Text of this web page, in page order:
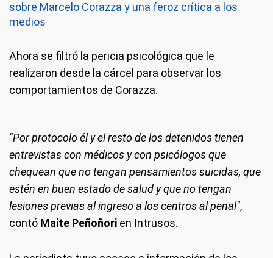
sobre Marcelo Corazza y una feroz crítica a los
medios
Ahora se filtró la pericia psicológica que le
realizaron desde la cárcel para observar los
comportamientos de Corazza.
"Por protocolo él y el resto de los detenidos tienen
entrevistas con médicos y con psicólogos que
chequean que no tengan pensamientos suicidas, que
estén en buen estado de salud y que no tengan
lesiones previas al ingreso a los centros al penal",
contó Maite Peñoñori en Intrusos.